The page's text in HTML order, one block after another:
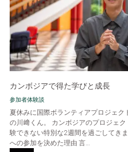
カンボジアで得た学びと成長
参加者体験談
夏休みに国際ボランティアプロジェク
の川﨑くん。 カンボジアのプロジェ
験できない特別な2週間を過ごしてき
への参加を決めた理由 言...